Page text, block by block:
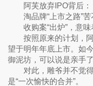
阿芙放弃IPO背后：
淘品牌“上市之路”
收购案“出炉”，意
按照原来的计划，
望于明年年底上市。如
御泥坊，可以说是亲手
对此，雕爷并不觉
是“一次愉快的合并”。